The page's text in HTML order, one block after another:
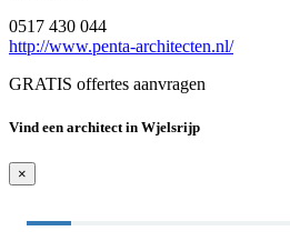
0517 430 044
http://www.penta-architecten.nl/
GRATIS offertes aanvragen
Vind een architect in Wjelsrijp
×